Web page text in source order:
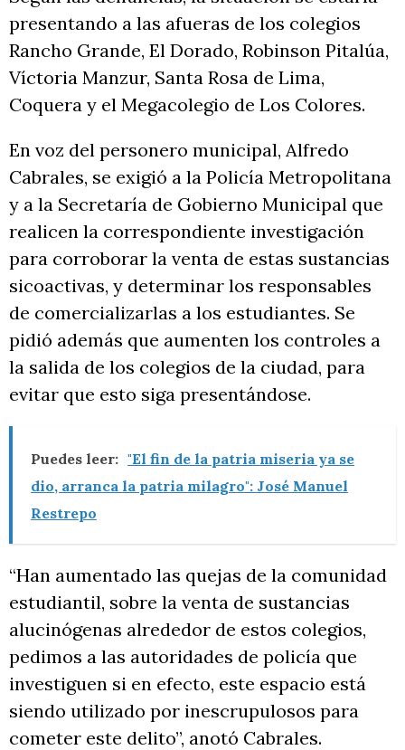
presentando a las afueras de los colegios
Rancho Grande, El Dorado, Robinson Pitalúa,
Víctoria Manzur, Santa Rosa de Lima,
Coquera y el Megacolegio de Los Colores.
En voz del personero municipal, Alfredo
Cabrales, se exigió a la Policía Metropolitana
y a la Secretaría de Gobierno Municipal que
realicen la correspondiente investigación
para corroborar la venta de estas sustancias
sicoactivas, y determinar los responsables
de comercializarlas a los estudiantes. Se
pidió además que aumenten los controles a
la salida de los colegios de la ciudad, para
evitar que esto siga presentándose.
Puedes leer: "El fin de la patria miseria ya se
dio, arranca la patria milagro": José Manuel
Restrepo
“Han aumentado las quejas de la comunidad
estudiantil, sobre la venta de sustancias
alucinógenas alrededor de estos colegios,
pedimos a las autoridades de policía que
investiguen si en efecto, este espacio está
siendo utilizado por inescrupulosos para
cometer este delito”, anotó Cabrales.